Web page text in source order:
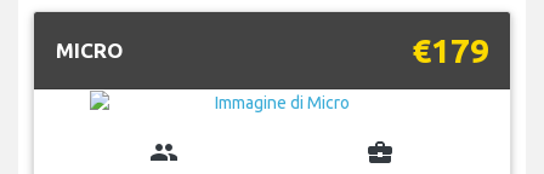
MICRO €179
group business_center